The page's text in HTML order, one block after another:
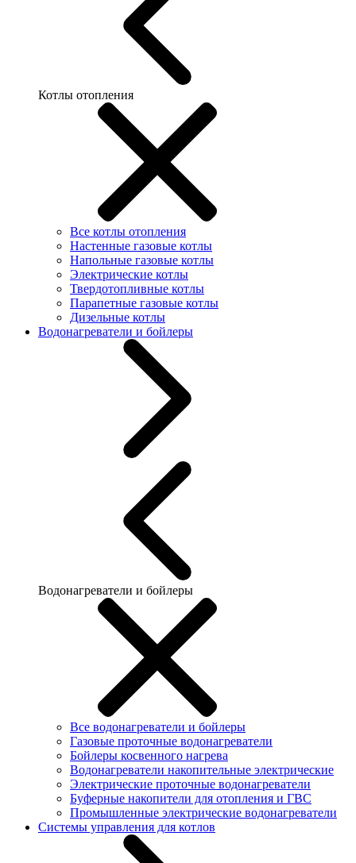
Котлы отопления
Все котлы отопления
Настенные газовые котлы
Напольные газовые котлы
Электрические котлы
Твердотопливные котлы
Парапетные газовые котлы
Дизельные котлы
Водонагреватели и бойлеры
Водонагреватели и бойлеры
Все водонагреватели и бойлеры
Газовые проточные водонагреватели
Бойлеры косвенного нагрева
Водонагреватели накопительные электрические
Электрические проточные водонагреватели
Буферные накопители для отопления и ГВС
Промышленные электрические водонагреватели
Системы управления для котлов